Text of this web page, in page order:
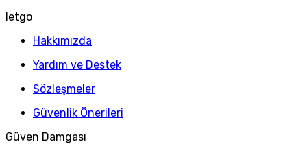
letgo
Hakkımızda
Yardım ve Destek
Sözleşmeler
Güvenlik Önerileri
Güven Damgası